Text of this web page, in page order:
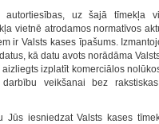
autortiesības, uz šajā tīmekļa
vietnē atrodamos normatīvos
ir Valsts kases īpašums.
kā datu avots norādāma
izplatīt komerciālos
veikšanai bez
Jūs iesniedzat Valsts kases